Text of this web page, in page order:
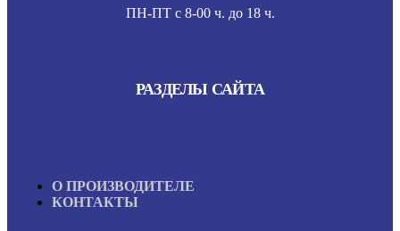
ПН-ПТ с 8-00 ч. до 18 ч.
РАЗДЕЛЫ САЙТА
О ПРОИЗВОДИТЕЛЕ
КОНТАКТЫ